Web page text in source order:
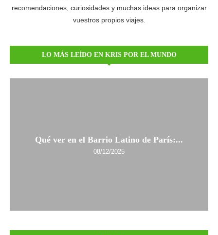
recomendaciones, curiosidades y muchas ideas para organizar
vuestros propios viajes.
LO MÁS LEÍDO EN KRIS POR EL MUNDO
Qué ver en el Barrio Latino de París:...
08/12/2025